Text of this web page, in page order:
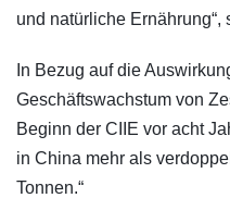
und natürliche Ernährung“,
In Bezug auf die
Geschäftswachstum von
Beginn der CIIE vor acht
in China mehr als
Tonnen.“